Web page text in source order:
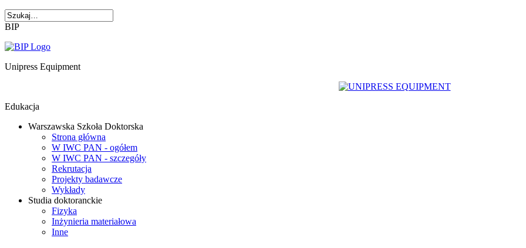
BIP
Unipress Equipment
Edukacja
Warszawska Szkoła Doktorska
Strona główna
W IWC PAN - ogółem
W IWC PAN - szczegóły
Rekrutacja
Projekty badawcze
Wykłady
Studia doktoranckie
Fizyka
Inżynieria materiałowa
Inne